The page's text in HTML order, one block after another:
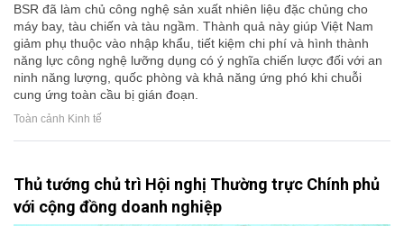
BSR đã làm chủ công nghệ sản xuất nhiên liệu đặc chủng cho
máy bay, tàu chiến và tàu ngầm. Thành quả này giúp Việt Nam
giảm phụ thuộc vào nhập khẩu, tiết kiệm chi phí và hình thành
năng lực công nghệ lưỡng dụng có ý nghĩa chiến lược đối với an
ninh năng lượng, quốc phòng và khả năng ứng phó khi chuỗi
cung ứng toàn cầu bị gián đoạn.
Toàn cảnh Kinh tế
Thủ tướng chủ trì Hội nghị Thường trực Chính phủ
với cộng đồng doanh nghiệp